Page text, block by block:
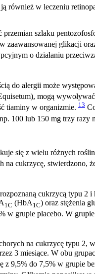
również w leczeniu
szlaku
zaawansowanej glikacji
o działaniu
do alergii może
mogą
tiaminy w organizmie. 13
100 lub 150 mg trzy razy
się z wielu różnych
cukrzycę, stwierdzono,
cukrzycą typu 2 i
1C (HbA 1C) oraz stężenia
w grupie placebo. W
na cukrzycę typu 2,
3 miesiące. W obu
z 9,5% do 7,5% w grupie